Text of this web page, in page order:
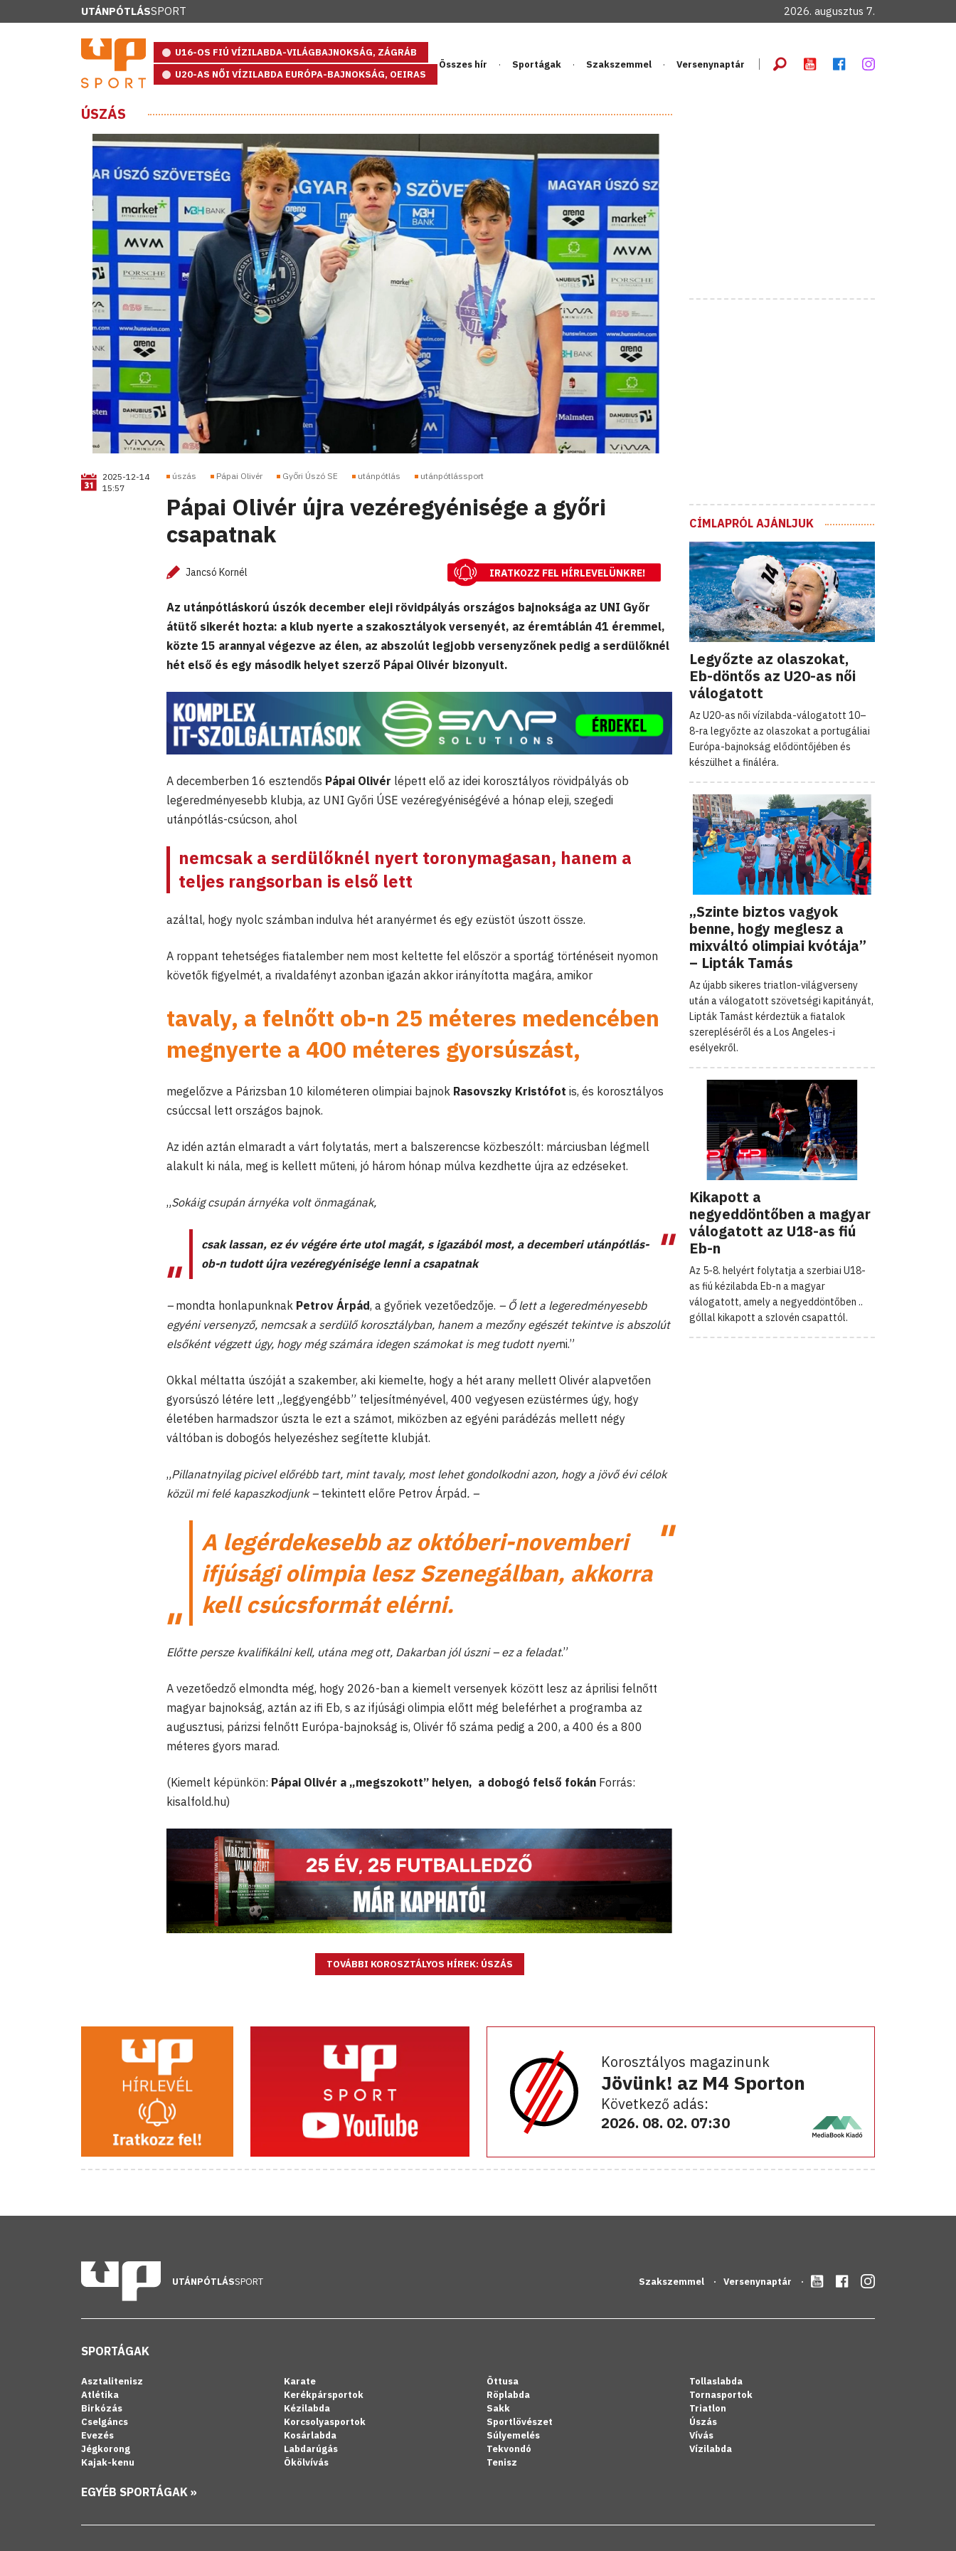
UTÁNPÓTLÁSSPORT 2026. augusztus 7.
U16-OS FIÚ VÍZILABDA-VILÁGBAJNOKSÁG, ZÁGRÁB
U20-AS NŐI VÍZILABDA EURÓPA-BAJNOKSÁG, OEIRAS
Összes hír Sportágak Szakszemmel Versenynaptár
ÚSZÁS
2025-12-14
15:57
úszás Pápai Olivér Győri Úszó SE utánpótlás utánpótlássport
Pápai Olivér újra vezéregyénisége a győri
csapatnak
Jancsó Kornél IRATKOZZ FEL HÍRLEVELÜNKRE!
Az utánpótláskorú úszók december eleji rövidpályás országos bajnoksága az UNI Győr
átütő sikerét hozta: a klub nyerte a szakosztályok versenyét, az éremtáblán 41 éremmel,
közte 15 arannyal végezve az élen, az abszolút legjobb versenyzőnek pedig a serdülőknél
hét első és egy második helyet szerző Pápai Olivér bizonyult.
A decemberben 16 esztendős Pápai Olivér lépett elő az idei korosztályos rövidpályás ob
legeredményesebb klubja, az UNI Győri ÚSE vezéregyéniségévé a hónap eleji, szegedi
utánpótlás-csúcson, ahol
nemcsak a serdülőknél nyert toronymagasan, hanem a
teljes rangsorban is első lett
azáltal, hogy nyolc számban indulva hét aranyérmet és egy ezüstöt úszott össze.
A roppant tehetséges fiatalember nem most keltette fel először a sportág történéseit nyomon
követők figyelmét, a rivaldafényt azonban igazán akkor irányította magára, amikor
tavaly, a felnőtt ob-n 25 méteres medencében
megnyerte a 400 méteres gyorsúszást,
megelőzve a Párizsban 10 kilométeren olimpiai bajnok Rasovszky Kristófot is, és korosztályos
csúccsal lett országos bajnok.
Az idén aztán elmaradt a várt folytatás, mert a balszerencse közbeszólt: márciusban légmell
alakult ki nála, meg is kellett műteni, jó három hónap múlva kezdhette újra az edzéseket.
„Sokáig csupán árnyéka volt önmagának,
csak lassan, ez év végére érte utol magát, s igazából most, a decemberi utánpótlás-
ob-n tudott újra vezéregyénisége lenni a csapatnak
– mondta honlapunknak Petrov Árpád, a győriek vezetőedzője. – Ő lett a legeredményesebb
egyéni versenyző, nemcsak a serdülő korosztályban, hanem a mezőny egészét tekintve is abszolút
elsőként végzett úgy, hogy még számára idegen számokat is meg tudott nyerni.”
Okkal méltatta úszóját a szakember, aki kiemelte, hogy a hét arany mellett Olivér alapvetően
gyorsúszó létére lett „leggyengébb” teljesítményével, 400 vegyesen ezüstérmes úgy, hogy
életében harmadszor úszta le ezt a számot, miközben az egyéni parádézás mellett négy
váltóban is dobogós helyezéshez segítette klubját.
„Pillanatnyilag picivel előrébb tart, mint tavaly, most lehet gondolkodni azon, hogy a jövő évi célok
közül mi felé kapaszkodjunk – tekintett előre Petrov Árpád. –
A legérdekesebb az októberi-novemberi
ifjúsági olimpia lesz Szenegálban, akkorra
kell csúcsformát elérni.
Előtte persze kvalifikálni kell, utána meg ott, Dakarban jól úszni – ez a feladat.”
A vezetőedző elmondta még, hogy 2026-ban a kiemelt versenyek között lesz az áprilisi felnőtt
magyar bajnokság, aztán az ifi Eb, s az ifjúsági olimpia előtt még beleférhet a programba az
augusztusi, párizsi felnőtt Európa-bajnokság is, Olivér fő száma pedig a 200, a 400 és a 800
méteres gyors marad.
(Kiemelt képünkön: Pápai Olivér a „megszokott” helyen, a dobogó felső fokán Forrás:
kisalfold.hu)
TOVÁBBI KOROSZTÁLYOS HÍREK: ÚSZÁS
CÍMLAPRÓL AJÁNLJUK
Legyőzte az olaszokat,
Eb-döntős az U20-as női
válogatott
Az U20-as női vízilabda-válogatott 10–
8-ra legyőzte az olaszokat a portugáliai
Európa-bajnokság elődöntőjében és
készülhet a fináléra.
„Szinte biztos vagyok
benne, hogy meglesz a
mixváltó olimpiai kvótája”
– Lipták Tamás
Az újabb sikeres triatlon-világverseny
után a válogatott szövetségi kapitányát,
Lipták Tamást kérdeztük a fiatalok
szerepléséről és a Los Angeles-i
esélyekről.
Kikapott a
negyeddöntőben a magyar
válogatott az U18-as fiú
Eb-n
Az 5-8. helyért folytatja a szerbiai U18-
as fiú kézilabda Eb-n a magyar
válogatott, amely a negyeddöntőben ..
góllal kikapott a szlovén csapattól.
Korosztályos magazinunk
Jövünk! az M4 Sporton
Következő adás:
2026. 08. 02. 07:30
UTÁNPÓTLÁSSPORT Szakszemmel Versenynaptár
SPORTÁGAK
Asztalitenisz
Atlétika
Birkózás
Cselgáncs
Evezés
Jégkorong
Kajak-kenu
Karate
Kerékpársportok
Kézilabda
Korcsolyasportok
Kosárlabda
Labdarúgás
Ökölvívás
Öttusa
Röplabda
Sakk
Sportlövészet
Súlyemelés
Tekvondó
Tenisz
Tollaslabda
Tornasportok
Triatlon
Úszás
Vívás
Vízilabda
EGYÉB SPORTÁGAK »